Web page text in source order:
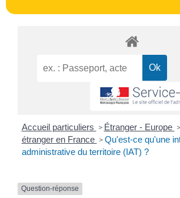
Accueil particuliers > Étranger - Europe >
étranger en France > Qu'est-ce qu'une
administrative du territoire (IAT) ?
Question-réponse